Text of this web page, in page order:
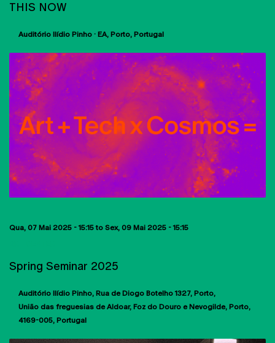
THIS NOW
Auditório Ilídio Pinho · EA Porto Portugal
Qua, 07 Mai 2025 - 15:15to Sex, 09 Mai 2025 - 15:15
Spring Seminar 2025
Auditório Ilídio Pinho Rua de Diogo Botelho 1327 Porto
União das freguesias de Aldoar, Foz do Douro e Nevogilde, Porto
4169-005 Portugal